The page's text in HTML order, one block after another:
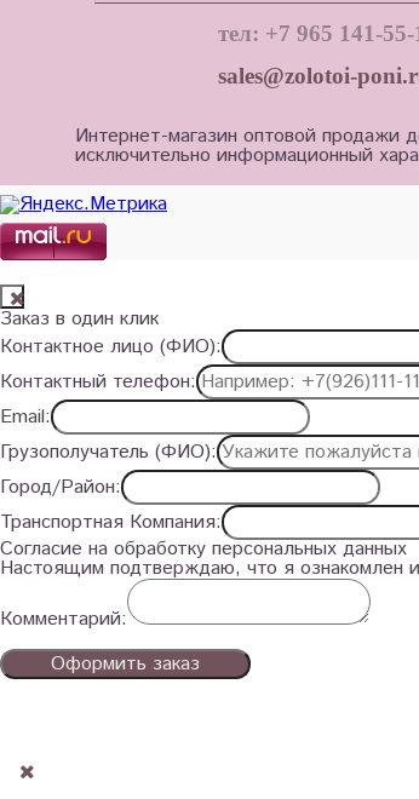
тел: +7 965 141-55-
sales@zolotoi-
Интернет-магазин оптовой
исключительно информационный
Заказ в один клик
Контактное лицо (ФИО):
Контактный телефон:
Email:
Грузополучатель (ФИО):
Город/Район:
Транспортная Компания:
Согласие на обработку персональных данных
Настоящим подтверждаю, что я ознакомлен
Комментарий:
Оформить заказ